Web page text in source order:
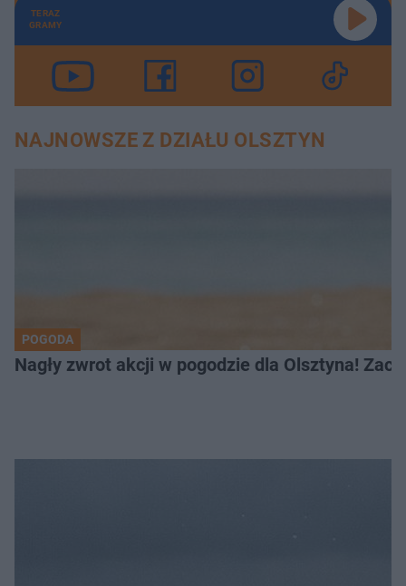
TERAZ
GRAMY
NAJNOWSZE Z DZIAŁU OLSZTYN
POGODA
Nagły zwrot akcji w pogodzie dla Olsztyna!